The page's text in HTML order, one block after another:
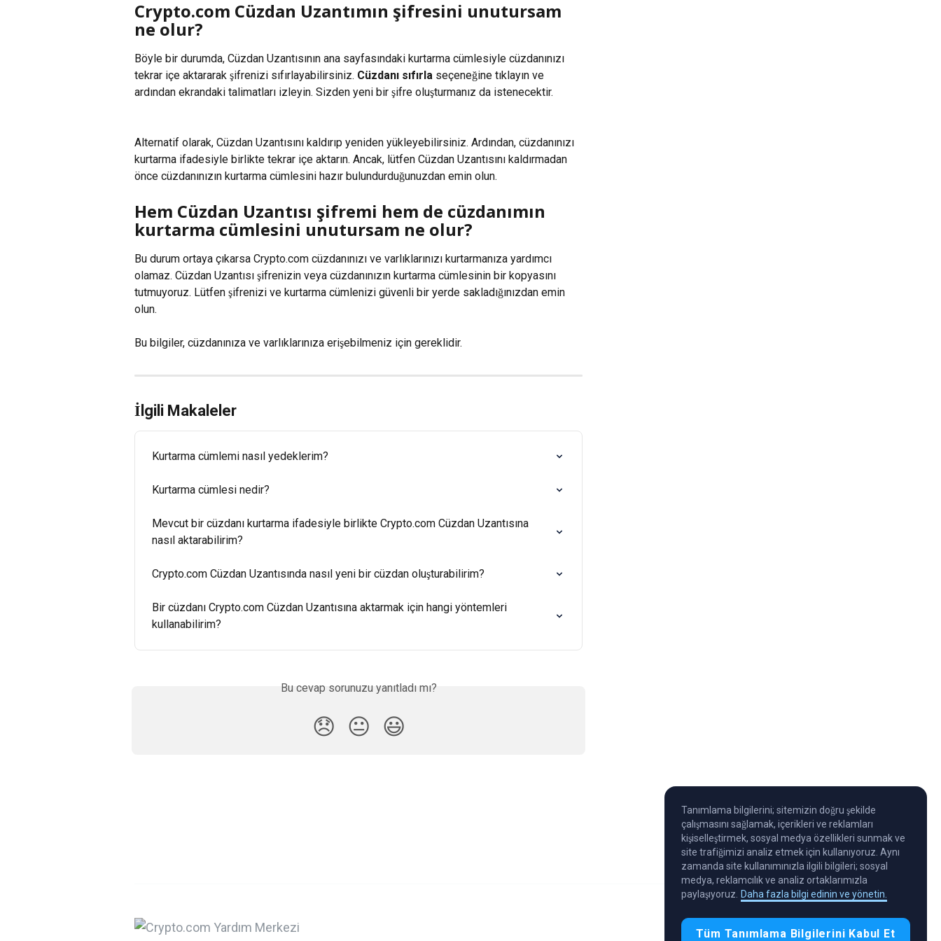
Crypto.com Cüzdan Uzantımın şifresini unutursam
ne olur?
Böyle bir durumda, Cüzdan Uzantısının ana sayfasındaki kurtarma cümlesiyle cüzdanınızı
tekrar içe aktararak şifrenizi sıfırlayabilirsiniz. Cüzdanı sıfırla seçeneğine tıklayın ve
ardından ekrandaki talimatları izleyin. Sizden yeni bir şifre oluşturmanız da istenecektir.
Alternatif olarak, Cüzdan Uzantısını kaldırıp yeniden yükleyebilirsiniz. Ardından, cüzdanınızı
kurtarma ifadesiyle birlikte tekrar içe aktarın. Ancak, lütfen Cüzdan Uzantısını kaldırmadan
önce cüzdanınızın kurtarma cümlesini hazır bulundurduğunuzdan emin olun.
Hem Cüzdan Uzantısı şifremi hem de cüzdanımın
kurtarma cümlesini unutursam ne olur?
Bu durum ortaya çıkarsa Crypto.com cüzdanınızı ve varlıklarınızı kurtarmanıza yardımcı
olamaz. Cüzdan Uzantısı şifrenizin veya cüzdanınızın kurtarma cümlesinin bir kopyasını
tutmuyoruz. Lütfen şifrenizi ve kurtarma cümlenizi güvenli bir yerde sakladığınızdan emin
olun.
Bu bilgiler, cüzdanınıza ve varlıklarınıza erişebilmeniz için gereklidir.
İlgili Makaleler
Kurtarma cümlemi nasıl yedeklerim?
Kurtarma cümlesi nedir?
Mevcut bir cüzdanı kurtarma ifadesiyle birlikte Crypto.com Cüzdan Uzantısına
nasıl aktarabilirim?
Crypto.com Cüzdan Uzantısında nasıl yeni bir cüzdan oluşturabilirim?
Bir cüzdanı Crypto.com Cüzdan Uzantısına aktarmak için hangi yöntemleri
kullanabilirim?
Bu cevap sorunuzu yanıtladı mı?
😞 😐 😃
Tanımlama bilgilerini; sitemizin doğru şekilde
çalışmasını sağlamak, içerikleri ve reklamları
kişiselleştirmek, sosyal medya özellikleri sunmak ve
site trafiğimizi analiz etmek için kullanıyoruz. Aynı
zamanda site kullanımınızla ilgili bilgileri; sosyal
medya, reklamcılık ve analiz ortaklarımızla
paylaşıyoruz. Daha fazla bilgi edinin ve yönetin.
Tüm Tanımlama Bilgilerini Kabul Et